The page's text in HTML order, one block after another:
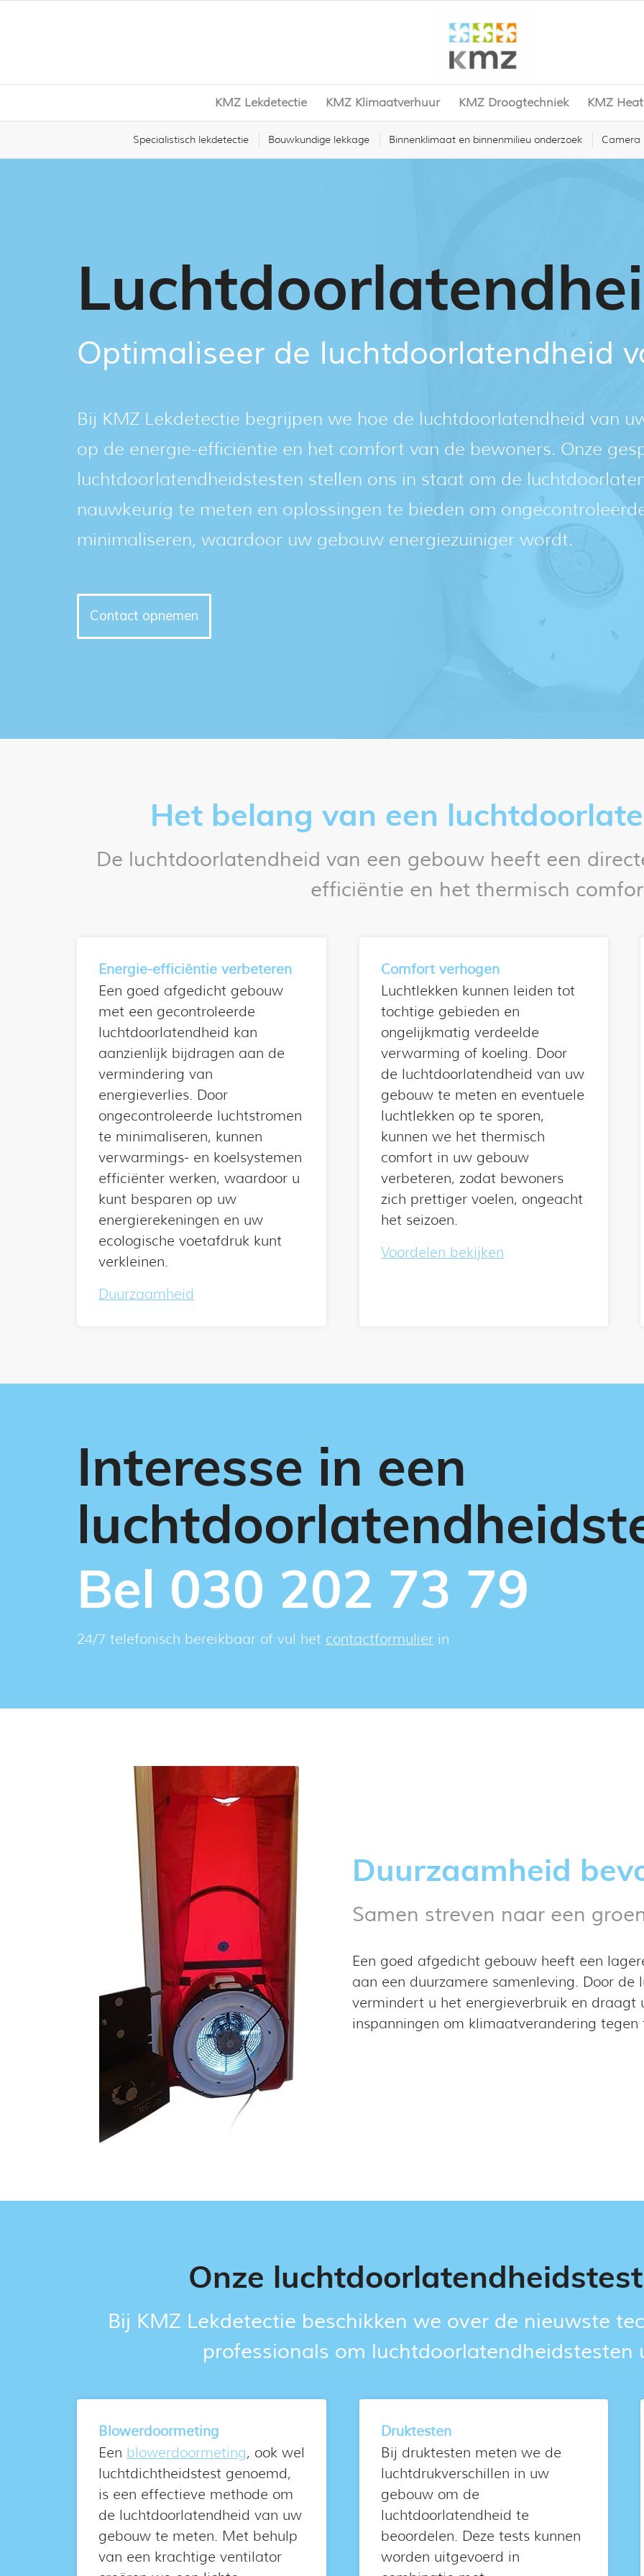
KMZ Lekdetectie KMZ Klimaatverhuur KMZ Droogtechniek KMZ
Specialistisch lekdetectie Bouwkundige lekkage Binnenklimaat en binnenmilieu onderzoek Camera
Optimaliseer de luchtdoorlatendheid
Bij KMZ Lekdetectie begrijpen we hoe de luchtdoorlatendheid van
op de energie-efficiëntie en het comfort van de bewoners. Onze
luchtdoorlatendheidstesten stellen ons in staat om de
nauwkeurig te meten en oplossingen te bieden om
minimaliseren, waardoor uw gebouw energiezuiniger wordt.
Contact opnemen
Het belang van een
De luchtdoorlatendheid van een gebouw heeft een
efficiëntie en het thermisch
Energie-efficiëntie verbeteren
Een goed afgedicht gebouw
met een gecontroleerde
luchtdoorlatendheid kan
aanzienlijk bijdragen aan de
vermindering van
energieverlies. Door
ongecontroleerde luchtstromen
te minimaliseren, kunnen
verwarmings- en koelsystemen
efficiënter werken, waardoor u
kunt besparen op uw
energierekeningen en uw
ecologische voetafdruk kunt
verkleinen.
Duurzaamheid
Comfort verhogen
Luchtlekken kunnen leiden tot
tochtige gebieden en
ongelijkmatig verdeelde
verwarming of koeling. Door
de luchtdoorlatendheid van uw
gebouw te meten en eventuele
luchtlekken op te sporen,
kunnen we het thermisch
comfort in uw gebouw
verbeteren, zodat bewoners
zich prettiger voelen, ongeacht
het seizoen.
Voordelen bekijken
Interesse in een
Bel 030 202 73 79
24/7 telefonisch bereikbaar of vul het contactformulier in
Duurzaamheid
Samen streven naar een
Een goed afgedicht gebouw heeft een
aan een duurzamere samenleving. Door
vermindert u het energieverbruik en
inspanningen om klimaatverandering tegen
Onze
Bij KMZ Lekdetectie beschikken we over de nieuwste
professionals om luchtdoorlatendheidstesten
Blowerdoormeting
Een blowerdoormeting, ook wel
luchtdichtheidstest genoemd,
is een effectieve methode om
de luchtdoorlatendheid van uw
gebouw te meten. Met behulp
van een krachtige ventilator
Druktesten
Bij druktesten meten we de
luchtdrukverschillen in uw
gebouw om de
luchtdoorlatendheid te
beoordelen. Deze tests kunnen
worden uitgevoerd in